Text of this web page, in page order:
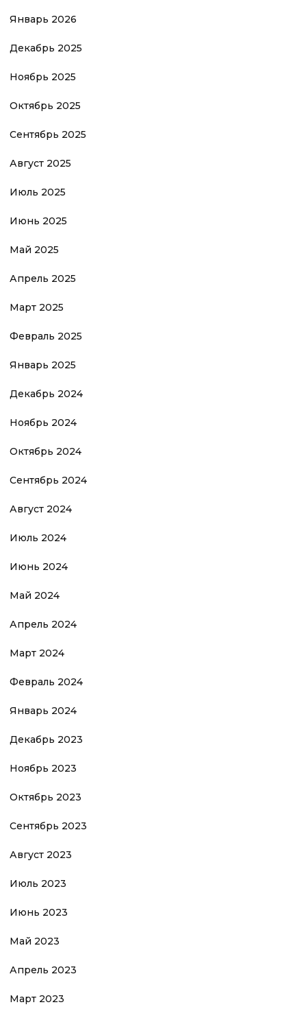
Январь 2026
Декабрь 2025
Ноябрь 2025
Октябрь 2025
Сентябрь 2025
Август 2025
Июль 2025
Июнь 2025
Май 2025
Апрель 2025
Март 2025
Февраль 2025
Январь 2025
Декабрь 2024
Ноябрь 2024
Октябрь 2024
Сентябрь 2024
Август 2024
Июль 2024
Июнь 2024
Май 2024
Апрель 2024
Март 2024
Февраль 2024
Январь 2024
Декабрь 2023
Ноябрь 2023
Октябрь 2023
Сентябрь 2023
Август 2023
Июль 2023
Июнь 2023
Май 2023
Апрель 2023
Март 2023